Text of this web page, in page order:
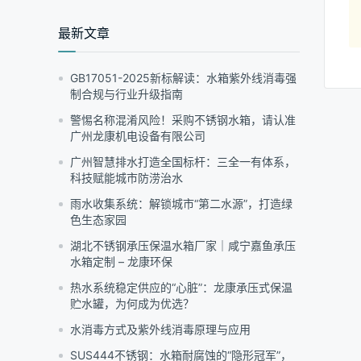
至
最新文章
GB17051-2025新标解读：水箱紫外线消毒强
制合规与行业升级指南
警惕名称混淆风险！采购不锈钢水箱，请认准
广州龙康机电设备有限公司
广州智慧排水打造全国标杆：三全一有体系，
科技赋能城市防涝治水
雨水收集系统：解锁城市“第二水源”，打造绿
色生态家园
湖北不锈钢承压保温水箱厂家｜咸宁嘉鱼承压
水箱定制 – 龙康环保
热水系统稳定供应的“心脏”：龙康承压式保温
贮水罐，为何成为优选？
水消毒方式及紫外线消毒原理与应用
SUS444不锈钢：水箱耐腐蚀的“隐形冠军”，